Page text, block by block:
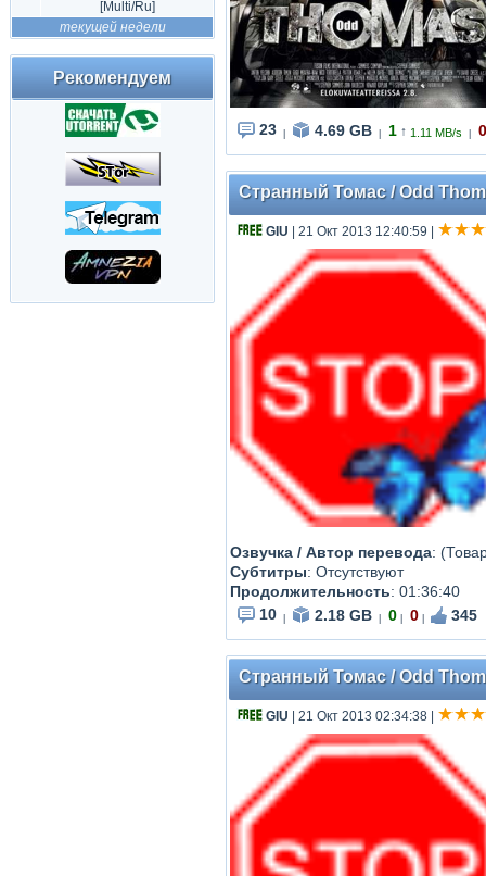
[Multi/Ru]
текущей недели
Рекомендуем
23 4.69 GB 1 ↑ 1.11 MB/s 0
Странный Томас / Odd
GIU | 21 Окт 2013 12:40:59
Озвучка / Автор перевода:
Субтитры: Отсутствуют
Продолжительность: 01:36:40
10
2.18 GB 0 0 345
Странный Томас / Odd
GIU | 21 Окт 2013 02:34:38